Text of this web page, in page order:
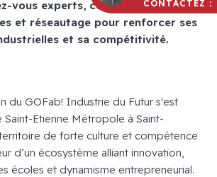
vous experts, conférences et
et réseautage pour renforcer ses
et sa compétitivité.
du GOFab! Industrie du Futur s'est
Saint-Etienne Métropole à Saint-
de forte culture et compétence
d’un écosystème alliant innovation,
écoles et dynamisme entrepreneurial.
CONTACTEZ :